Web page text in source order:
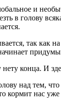
и
в голову
так как
конца. И
над тем,
кормит нас